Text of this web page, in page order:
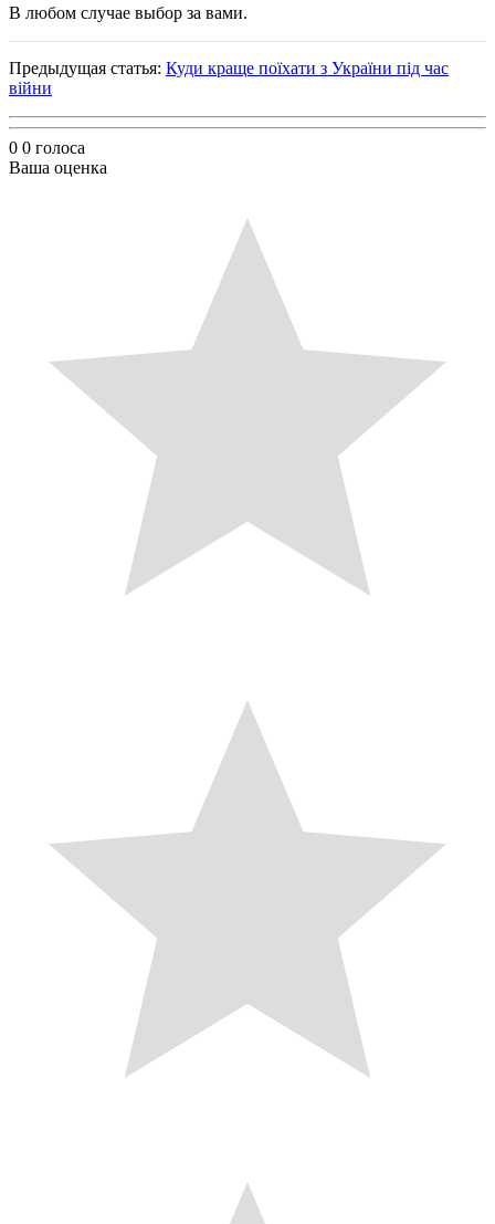
В любом случае выбор за вами.
Предыдущая статья: Куди краще поїхати з України під час
війни
0 0 голоса
Ваша оценка